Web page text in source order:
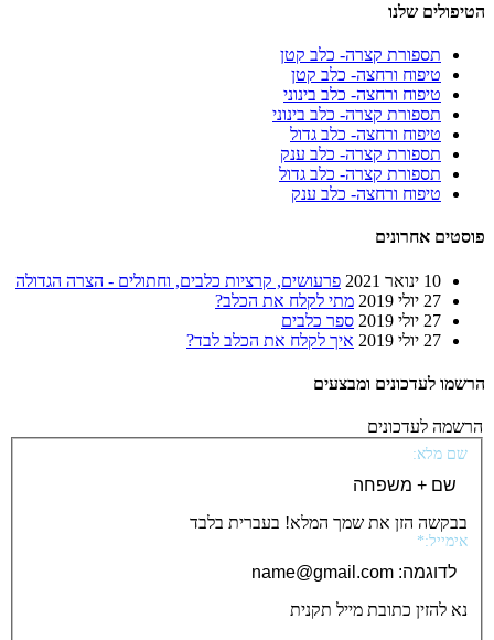
הטיפולים שלנו
תספורת קצרה- כלב קטן
טיפוח ורחצה- כלב קטן
טיפוח ורחצה- כלב בינוני
תספורת קצרה- כלב בינוני
טיפוח ורחצה- כלב גדול
תספורת קצרה- כלב ענק
תספורת קצרה- כלב גדול
טיפוח ורחצה- כלב ענק
פוסטים אחרונים
10 ינואר 2021
פרעושים, קרציות כלבים, וחתולים - הצרה הגדולה
27 יולי 2019
מתי לקלח את הכלב?
27 יולי 2019
ספר כלבים
27 יולי 2019
איך לקלח את הכלב לבד?
הרשמו לעדכונים ומבצעים
הרשמה לעדכונים
שם מלא:
בבקשה הזן את שמך המלא! בעברית בלבד
אימייל:*
נא להזין כתובת מייל תקנית